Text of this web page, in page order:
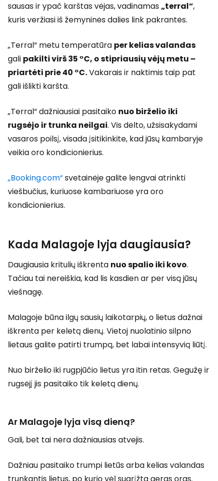
sausas ir ypač karštas vėjas, vadinamas„terral“,
kuris veržiasi iš žemyninės dalies link pakrantės.
„Terral“ metu temperatūra per kelias valandas
gali pakilti virš 35 °C, o stipriausių vėjų metu –
priartėti prie 40 °C.Vakarais ir naktimis taip pat
gali išlikti karšta.
„Terral“ dažniausiai pasitaiko nuo birželio iki
rugsėjo ir trunka neilgai. Vis dėlto, užsisakydami
vasaros poilsį, visada įsitikinkite, kad jūsų kambaryje
veikia oro kondicionierius.
„Booking.com“svetainėje galite lengvai atrinkti
viešbučius, kuriuose kambariuose yra oro
kondicionierius.
Kada Malagoje lyja daugiausia?
Daugiausia kritulių iškrenta nuo spalio iki kovo.
Tačiau tai nereiškia, kad lis kasdien ar per visą jūsų
viešnagę.
Malagoje būna ilgų sausių laikotarpių, o lietus dažnai
iškrenta per keletą dienų. Vietoj nuolatinio silpno
lietaus galite patirti trumpą, bet labai intensyvią liūtį.
Nuo birželio iki rugpjūčio lietus yra itin retas. Gegužę ir
rugsėjį jis pasitaiko tik keletą dienų.
Ar Malagoje lyja visą dieną?
Gali, bet tai nėra dažniausias atvejis.
Dažniau pasitaiko trumpi lietūs arba kelias valandas